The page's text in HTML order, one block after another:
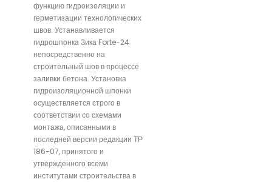
функцию гидроизоляции и
герметизации технологических
швов. Устанавливается
гидрошпонка Зика Forte-24
непосредственно на
строительный шов в процессе
заливки бетона. Установка
гидроизоляционной шпонки
осуществляется строго в
соответствии со схемами
монтажа, описанными в
последней версии редакции ТР
186-07, принятого и
утвержденного всеми
институтами строительства в